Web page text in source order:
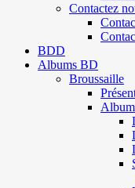
Contactez
BDD
Albums BD
Broussaille